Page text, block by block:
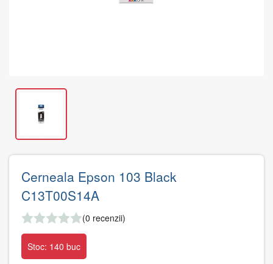
Cerneala Epson 103 Black
C13T00S14A
(0 recenzii)
Stoc: 140 buc